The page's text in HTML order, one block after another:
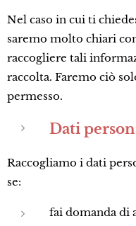
Nel caso in cui ti
saremo molto chiari
raccogliere tali
raccolta. Faremo ciò
permesso.
Dati
Raccogliamo i dati
se:
fai domanda di